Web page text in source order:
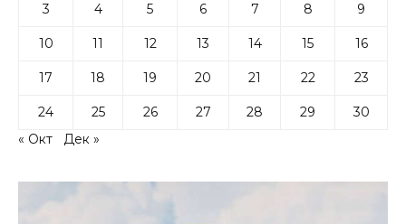
3 4 5 6 7 8 9
10 11 12 13 14 15 16
17 18 19 20 21 22 23
24 25 26 27 28 29
30
« Окт
Дек »